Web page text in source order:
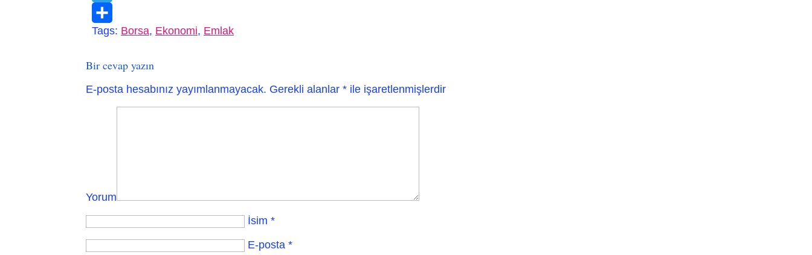
Telegram
Paylaş
Tags: Borsa, Ekonomi, Emlak
Bir cevap yazın
E-posta hesabınız yayımlanmayacak. Gerekli alanlar * ile işaretlenmişlerdir
Yorum
İsim *
E-posta *